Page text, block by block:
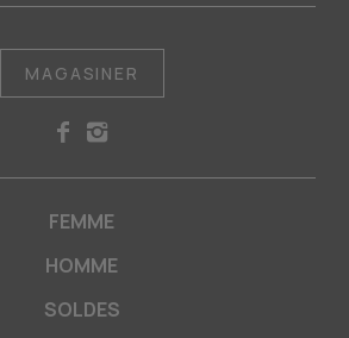
MAGASINER
FEMME
HOMME
SOLDES